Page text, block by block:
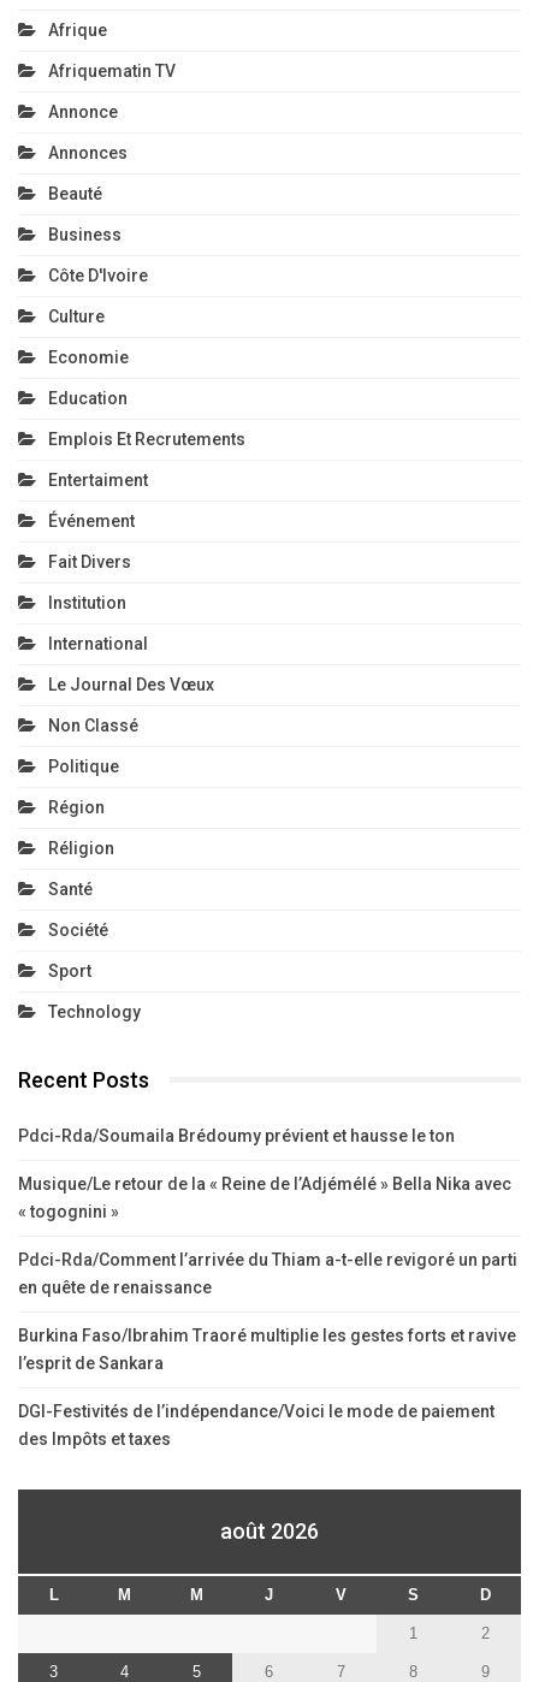
Afrique
Afriquematin TV
Annonce
Annonces
Beauté
Business
Côte D'Ivoire
Culture
Economie
Education
Emplois Et Recrutements
Entertaiment
Événement
Fait Divers
Institution
International
Le Journal Des Vœux
Non Classé
Politique
Région
Réligion
Santé
Société
Sport
Technology
Recent Posts
Pdci-Rda/Soumaila Brédoumy prévient et hausse le ton
Musique/Le retour de la « Reine de l’Adjémélé » Bella Nika avec
« togognini »
Pdci-Rda/Comment l’arrivée du Thiam a-t-elle revigoré un parti
en quête de renaissance
Burkina Faso/Ibrahim Traoré multiplie les gestes forts et ravive
l’esprit de Sankara
DGI-Festivités de l’indépendance/Voici le mode de paiement
des Impôts et taxes
août 2026
L M M J V S D
1 2
3 4 5 6 7 8 9